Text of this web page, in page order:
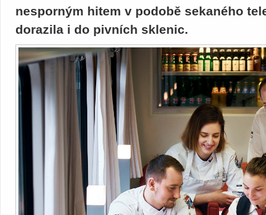
nesporným hitem v podobě sekaného
dorazila i do pivních sklenic.